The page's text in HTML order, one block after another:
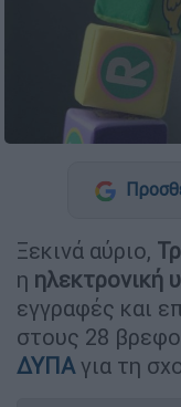
Ξεκινά αύριο,
η ηλεκτρονική
εγγραφές και
στους 28
ΔΥΠΑ για τη